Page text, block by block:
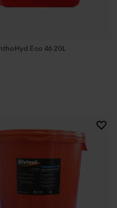
Eco 46 20L